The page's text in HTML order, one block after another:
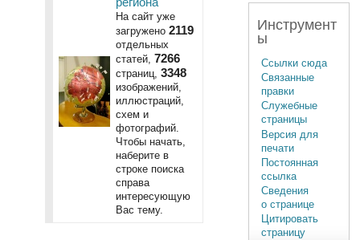
На сайт уже
загружено 2119
отдельных
статей, 7266
страниц, 3348
изображений,
иллюстраций,
схем и
фотографий.
Чтобы начать,
наберите в
строке поиска
справа
интересующую
Вас тему.
Инструмент
ы
Ссылки сюда
Связанные
правки
Служебные
страницы
Версия для
печати
Постоянная
ссылка
Сведения
о странице
Цитировать
страницу